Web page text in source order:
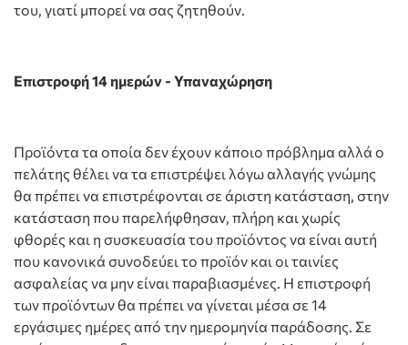
του, γιατί μπορεί να σας ζητηθούν.
Επιστροφή 14 ημερών - Υπαναχώρηση
Προϊόντα τα οποία δεν έχουν κάποιο πρόβλημα αλλά ο
πελάτης θέλει να τα επιστρέψει λόγω αλλαγής γνώμης
θα πρέπει να επιστρέφονται σε άριστη κατάσταση, στην
κατάσταση που παρελήφθησαν, πλήρη και χωρίς
φθορές και η συσκευασία του προϊόντος να είναι αυτή
που κανονικά συνοδεύει το προϊόν και οι ταινίες
ασφαλείας να μην είναι παραβιασμένες. Η επιστροφή
των προϊόντων θα πρέπει να γίνεται μέσα σε 14
εργάσιμες ημέρες από την ημερομηνία παράδοσης. Σε